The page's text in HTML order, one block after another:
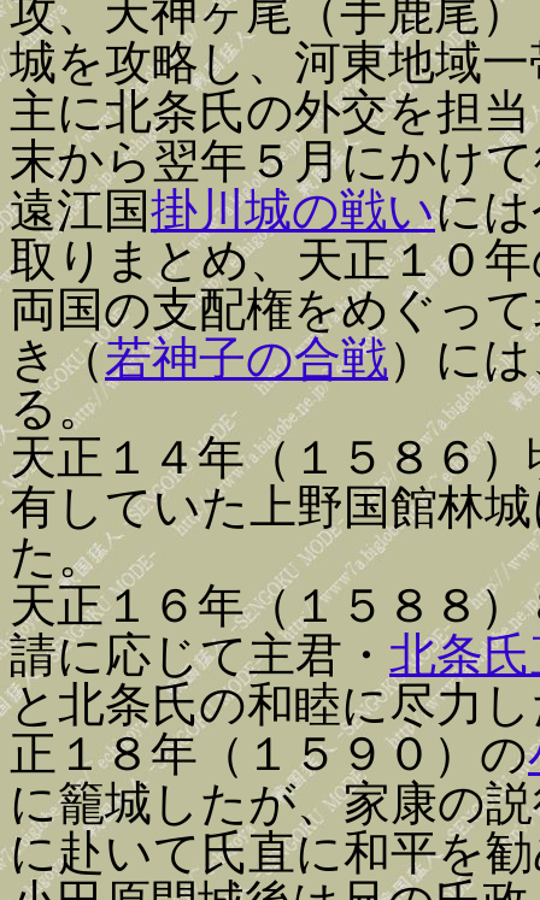
攻、天神ヶ尾（手鹿尾
城を攻略し、河東地域
主に北条氏の外交を担
末から翌年５月にかけ
遠江国掛川城の戦いに
取りまとめ、天正１０
両国の支配権をめぐっ
き（若神子の合戦）に
る。
天正１４年（１５８６
有していた上野国館林
た。
天正１６年（１５８８
請に応じて主君・ 北条
と北条氏の和睦に尽力
正１８年（１５９０）の
に籠城したが、家康の
に赴いて氏直に和平を